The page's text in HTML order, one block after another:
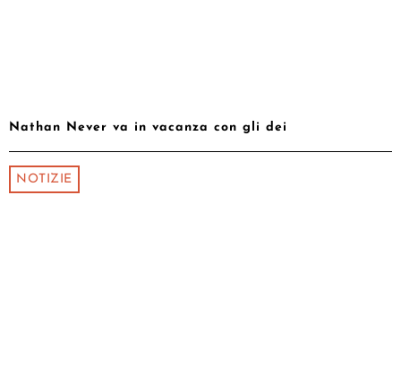
Nathan Never va in vacanza con gli dei
NOTIZIE